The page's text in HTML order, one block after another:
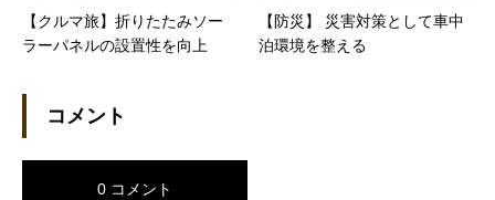
【クルマ旅】折りたたみソー
ラーパネルの設置性を向上
【防災】 災害対策として車中
泊環境を整える
コメント
0 コメント